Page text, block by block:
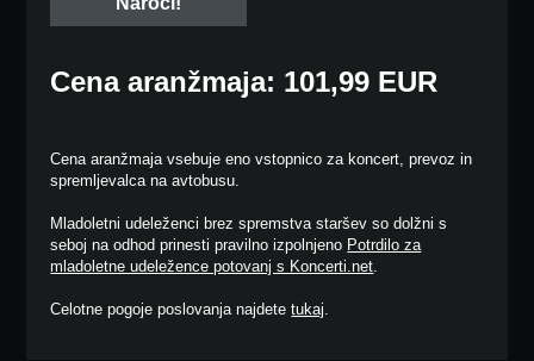
Cena aranžmaja: 101,99 EUR
Cena aranžmaja vsebuje eno vstopnico za koncert, prevoz in
spremljevalca na avtobusu.
Mladoletni udeleženci brez spremstva staršev so dolžni s
seboj na odhod prinesti pravilno izpolnjeno Potrdilo za
mladoletne udeležence potovanj s Koncerti.net.
Celotne pogoje poslovanja najdetetukaj.